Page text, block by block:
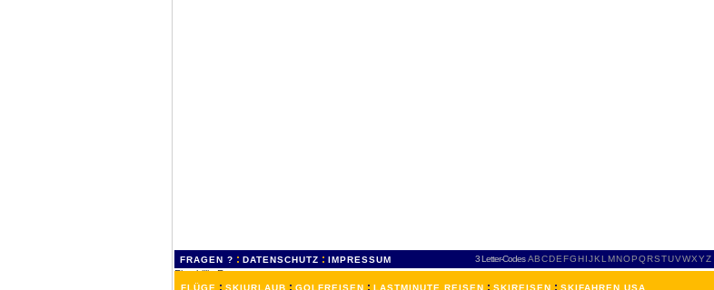
FRAGEN ? : DATENSCHUTZ : IMPRESSUM 3 Letter-Codes ABCDEFGH IJKL MNOPQRSTUVWXYZ
FLÜGE : SKIURLAUB : GOLFREISEN : LASTMINUTE REISEN : SKIREISEN : SKIFAHREN USA